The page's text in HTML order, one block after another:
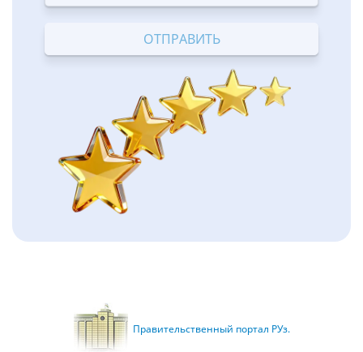
TerribleBad
OK
Good Excellent
Правительственный портал РУз.